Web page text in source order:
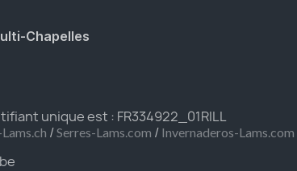
Chapelles
unique est : FR334922_01RILL
/ Serres-Lams.com / Invernaderos-Lams.com